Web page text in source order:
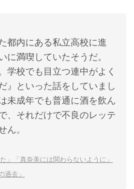
都内にある私立高校に進
に満喫していたそうだ。
学校でも目立つ連中がよく
』といった話をしていまし
未成年でも普通に酒を飲ん
、それだけで不良のレッテ
ん。
」「真奈美には関わらないように」
過去」